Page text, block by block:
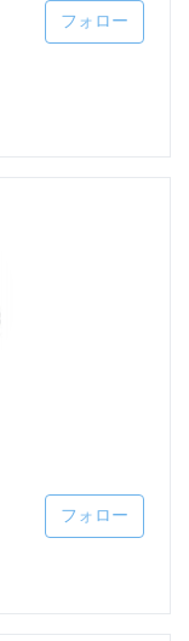
フォロー
フォロー